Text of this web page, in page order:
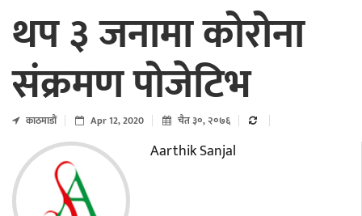
थप ३ जनामा कोरोना
संक्रमण पोजेटिभ
काठमाडाैं Apr 12, 2020 चैत ३०, २०७६
Aarthik Sanjal